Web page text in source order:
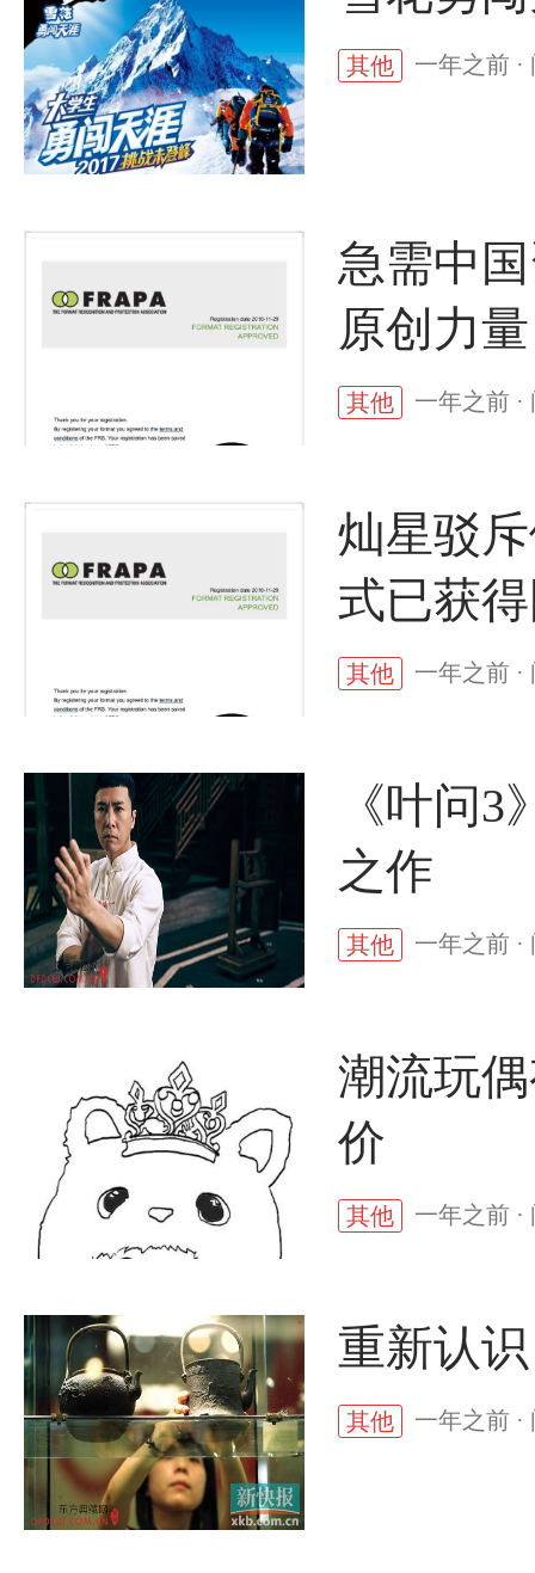
其他 一年之前 ·
急需中
原创力量
其他 一年之前 ·
灿星驳
式已获
其他 一年之前 ·
《叶问
之作
其他 一年之前 ·
潮流玩
价
其他 一年之前 ·
重新认
其他 一年之前 ·